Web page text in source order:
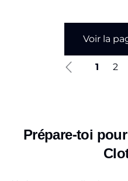
Voir la
1 2
Prépare-toi